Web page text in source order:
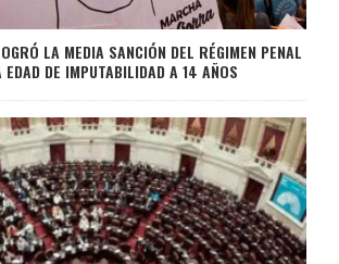
LA MEDIA SANCIÓN DEL RÉGIMEN PENAL
EDAD DE IMPUTABILIDAD A 14 AÑOS